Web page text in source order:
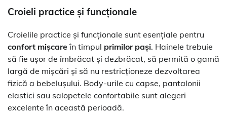
Croieli practice și funcționale
Croielile practice și funcționale sunt esențiale pentru
confort mișcareîn timpul primilor pași. Hainele trebuie
să fie ușor de îmbrăcat și dezbrăcat, să permită o gamă
largă de mișcări și să nu restricționeze dezvoltarea
fizică a bebelușului. Body-urile cu capse, pantalonii
elastici sau salopetele confortabile sunt alegeri
excelente în această perioadă.